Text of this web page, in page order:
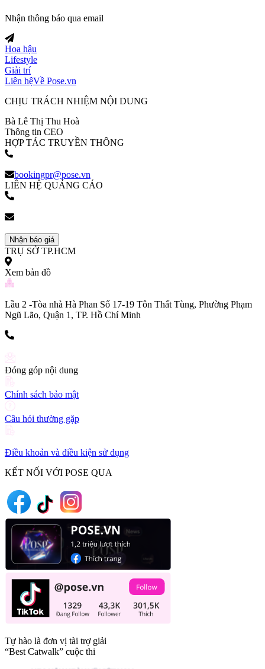
Nhận thông báo qua email
Hoa hậu
Lifestyle
Giải trí
Liên hệVề Pose.vn
CHỊU TRÁCH NHIỆM NỘI DUNG
Bà Lê Thị Thu Hoà
Thông tin CEO
HỢP TÁC TRUYỀN THÔNG
bookingpr@pose.vn
LIÊN HỆ QUẢNG CÁO
Nhận báo giá
TRỤ SỞ TP.HCM
Xem bản đồ
Lầu 2 -Tòa nhà Hà Phan Số 17-19 Tôn Thất Tùng, Phường Phạm
Ngũ Lão, Quận 1, TP. Hồ Chí Minh
Đóng góp nội dung
Chính sách bảo mật
Câu hỏi thường gặp
Điều khoản và điều kiện sử dụng
KẾT NỐI VỚI POSE QUA
Tự hào là đơn vị tài trợ giải
“Best Catwalk” cuộc thi